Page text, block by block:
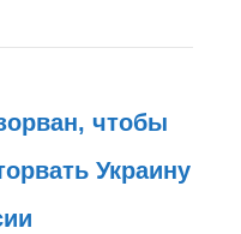
чтобы
Украину